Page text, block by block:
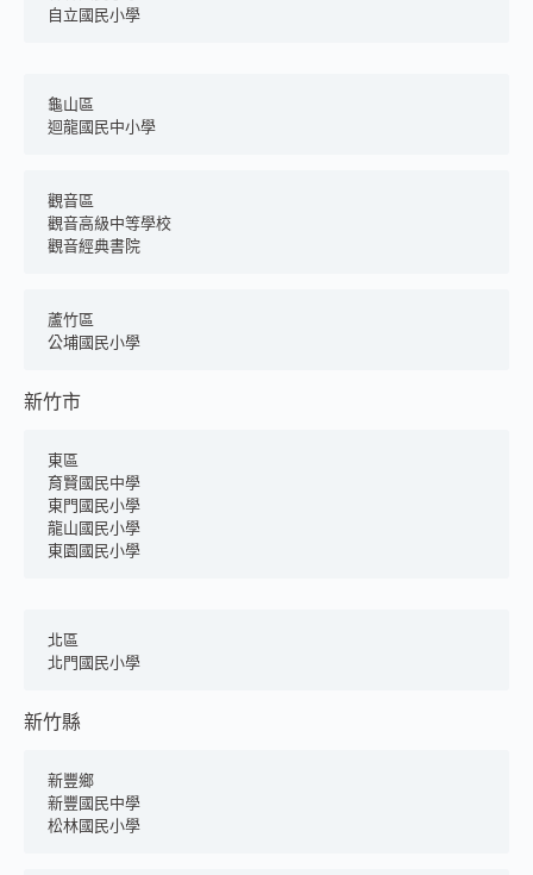
自立國民小學
迴龍國民中小學
觀音區
觀音高級中等學校
觀音經典書院
蘆竹區
公埔國民小學
新竹市
東區
育賢國民中學
東門國民小學
龍山國民小學
東園國民小學
北區
北門國民小學
新竹縣
新豐鄉
新豐國民中學
松林國民小學